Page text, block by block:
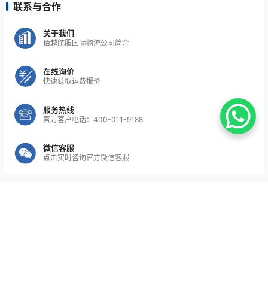
联系与合作
关于我们
佰越航服国际物流公司简介
在线询价
快速获取运费报价
服务热线
官方客户电话：400-011-9188
微信客服
点击实时咨询官方微信客服